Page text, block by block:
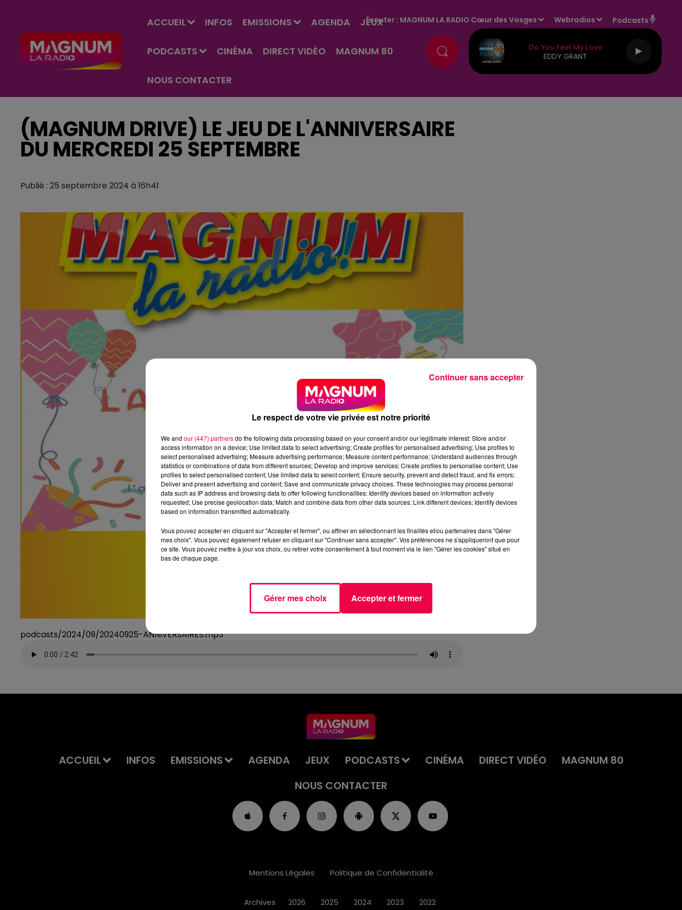
ACCUEIL INFOS EMISSIONS AGENDA JEUX
PODCASTS CINÉMA DIRECT VIDÉO MAGNUM 80
NOUS CONTACTER
Écouter : MAGNUM LA RADIO Cœur des Vosges Webradios Podcasts
Do You Feel My Love
EDDY GRANT
(MAGNUM DRIVE) LE JEU DE L'ANNIVERSAIRE
DU MERCREDI 25 SEPTEMBRE
Publié : 25 septembre 2024 à 16h41
podcasts/2024/09/20240925-ANNIVERSAIRES.mp3
ACCUEIL INFOS EMISSIONS AGENDA JEUX PODCASTS CINÉMA DIRECT VIDÉO
MAGNUM 80
NOUS CONTACTER
Mentions Légales Politique de Confidentialité
Archives 2026 2025 2024 2023 2022
Le respect de votre vie privée est notre priorité
We and our (447) partnersdo the following data processing based on your consent and/or our legitimate interest: Store and/or
access information on a device; Use limited data to select advertising; Create profiles for personalised advertising; Use profiles to
select personalised advertising; Measure advertising performance; Measure content performance; Understand audiences through
statistics or combinations of data from different sources; Develop and improve services; Create profiles to personalise content; Use
profiles to select personalised content; Use limited data to select content; Ensure security, prevent and detect fraud, and fix errors;
Deliver and present advertising and content; Save and communicate privacy choices. These technologies may process personal
data such as IP address and browsing data to offer following functionalities: Identify devices based on information actively
requested; Use precise geolocation data; Match and combine data from other data sources; Link different devices; Identify devices
based on information transmitted automatically.
Vous pouvez accepter en cliquant sur "Accepter et fermer", ou affiner en sélectionnant les finalités et/ou partenaires dans "Gérer
mes choix". Vous pouvez également refuser en cliquant sur "Continuer sans accepter". Vos préférences ne s'appliqueront que pour
ce site. Vous pouvez mettre à jour vos choix, ou retirer votre consentement à tout moment via le lien "Gérer les cookies" situé en
bas de chaque page.
Gérer mes choix Accepter et fermer
Continuer sans accepter